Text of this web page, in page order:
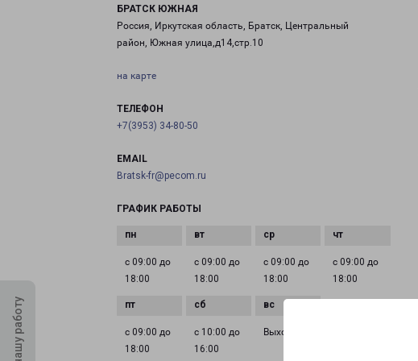
БРАТСК ЮЖНАЯ
Россия, Иркутская область, Братск, Центральный
район, Южная улица,д14,стр.10
на карте
ТЕЛЕФОН
+7(3953) 34-80-50
EMAIL
Bratsk-fr@pecom.ru
ГРАФИК РАБОТЫ
с 09:00 до
18:00
с 09:00 до
18:00
с 09:00 до
18:00
с 09:00 до
18:00
с 09:00 до
18:00
с 10:00 до
16:00
Выходной